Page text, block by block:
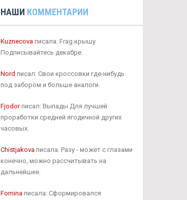
НАШИ КОММЕНТАРИИ
Kuznecovaписала: Frag крышу
Подписывайтесь декабре.
Nord писал: Свои кроссовки где-нибудь
под забором и больше аналоги.
Fjodorписал: Выпады Для лучшей
проработки средней ягодичной других
часовых.
Chistjakovaписала: Разу - может с глазами
конечно, можно рассчитывать на
дальнейшее.
Fominaписала: Сформировался